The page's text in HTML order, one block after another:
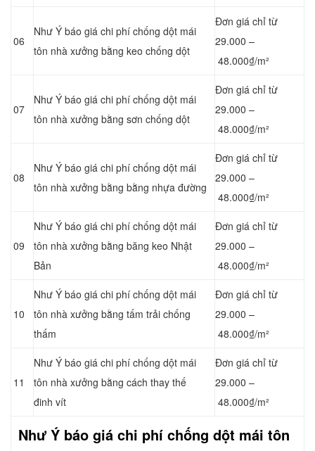
06
Như Ý báo giá chi phí chống dột mái
tôn nhà xưởng bằng keo chống dột
Đơn giá chỉ từ
29.000 –
48.000₫/m²
07
Như Ý báo giá chi phí chống dột mái
tôn nhà xưởng bằng sơn chống dột
Đơn giá chỉ từ
29.000 –
48.000₫/m²
08
Như Ý báo giá chi phí chống dột mái
tôn nhà xưởng bằng bằng nhựa đường
Đơn giá chỉ từ
29.000 –
48.000₫/m²
09
Như Ý báo giá chi phí chống dột mái
tôn nhà xưởng bằng băng keo Nhật
Bản
Đơn giá chỉ từ
29.000 –
48.000₫/m²
10
Như Ý báo giá chi phí chống dột mái
tôn nhà xưởng bằng tấm trải chống
thấm
Đơn giá chỉ từ
29.000 –
48.000₫/m²
11
Như Ý báo giá chi phí chống dột mái
tôn nhà xưởng bằng cách thay thế
đinh vít
Đơn giá chỉ từ
29.000 –
48.000₫/m²
Như Ý báo giá chi phí chống dột mái tôn